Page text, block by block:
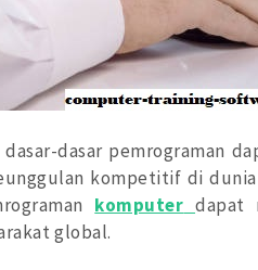
dasar pemrograman
kompetitif di
komputer dapat
global.